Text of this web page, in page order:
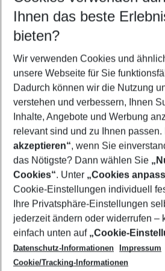
Reisezeitraum wählen
11.08.26– 09.08.27 5-8
2 Erwachsene Keine Kinder
Mehr Filter
Footer
Footer navigation
Über uns
AGB
Cookie-Einstellungen ändern
Cookie-Richtlinie
Datenschutz
Service & Hilfe
Barrierefreies Reisen
Check-in
Folgen Sie uns
Ihnen das beste
bieten?
Wir verwenden Cookies und
unsere Webseite für Sie
Dadurch können wir die Nutzung
verstehen und verbessern, Ihnen
Inhalte, Angebote und Werbung
relevant sind und zu Ihnen
akzeptieren“, wenn Sie
das Nötigste? Dann wählen Sie
Cookies“. Unter „Cookies
Cookie-Einstellungen individuell
Ihre Privatsphäre-Einstellungen
jederzeit ändern oder widerrufen –
einfach unten auf „Cookie-
Datenschutz-Informationen
Impressum
Cookie/Tracking-Informationen